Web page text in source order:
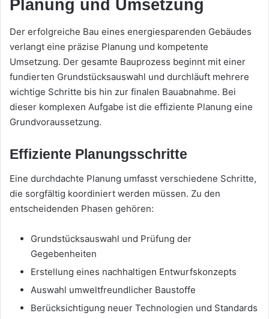
Planung und Umsetzung
Der erfolgreiche Bau eines energiesparenden Gebäudes
verlangt eine präzise Planung und kompetente
Umsetzung. Der gesamte Bauprozess beginnt mit einer
fundierten Grundstücksauswahl und durchläuft mehrere
wichtige Schritte bis hin zur finalen Bauabnahme. Bei
dieser komplexen Aufgabe ist die effiziente Planung eine
Grundvoraussetzung.
Effiziente Planungsschritte
Eine durchdachte Planung umfasst verschiedene Schritte,
die sorgfältig koordiniert werden müssen. Zu den
entscheidenden Phasen gehören:
Grundstücksauswahl und Prüfung der
Gegebenheiten
Erstellung eines nachhaltigen Entwurfskonzepts
Auswahl umweltfreundlicher Baustoffe
Berücksichtigung neuer Technologien und Standards